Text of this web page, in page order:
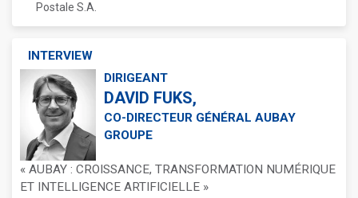
Postale S.A.
INTERVIEW
DIRIGEANT
DAVID FUKS,
CO-DIRECTEUR GÉNÉRAL AUBAY
GROUPE
« AUBAY : CROISSANCE, TRANSFORMATION NUMÉRIQUE
ET INTELLIGENCE ARTIFICIELLE »